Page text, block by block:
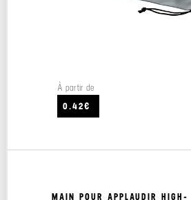
À partir de
0.42€
MAIN POUR APPLAUDIR HIGH-